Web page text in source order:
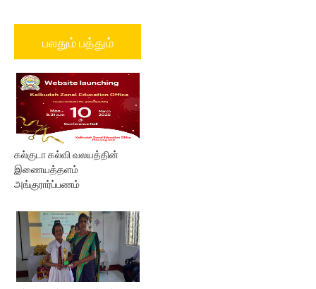
பலதும் பத்தும்
கல்குடா கல்வி வலயத்தின்
இணையத்தளம்
அங்குரார்ப்பணம்